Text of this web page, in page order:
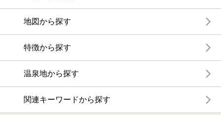
地図から探す
特徴から探す
温泉地から探す
関連キーワードから探す